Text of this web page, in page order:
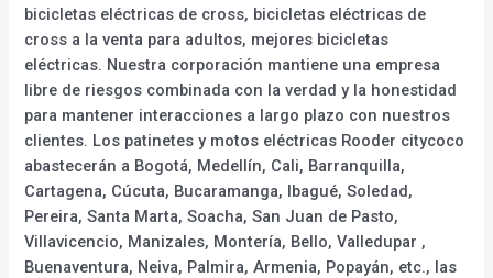
bicicletas eléctricas de cross, bicicletas eléctricas de
cross a la venta para adultos, mejores bicicletas
eléctricas. Nuestra corporación mantiene una empresa
libre de riesgos combinada con la verdad y la honestidad
para mantener interacciones a largo plazo con nuestros
clientes. Los patinetes y motos eléctricas Rooder citycoco
abastecerán a Bogotá, Medellín, Cali, Barranquilla,
Cartagena, Cúcuta, Bucaramanga, Ibagué, Soledad,
Pereira, Santa Marta, Soacha, San Juan de Pasto,
Villavicencio, Manizales, Montería, Bello, Valledupar ,
Buenaventura, Neiva, Palmira, Armenia, Popayán, etc., las